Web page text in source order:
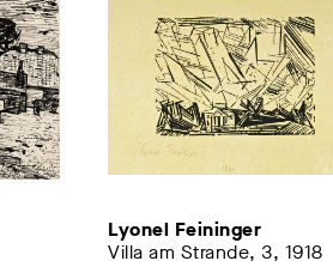
Lyonel Feininger
Villa am Strande, 3, 1918